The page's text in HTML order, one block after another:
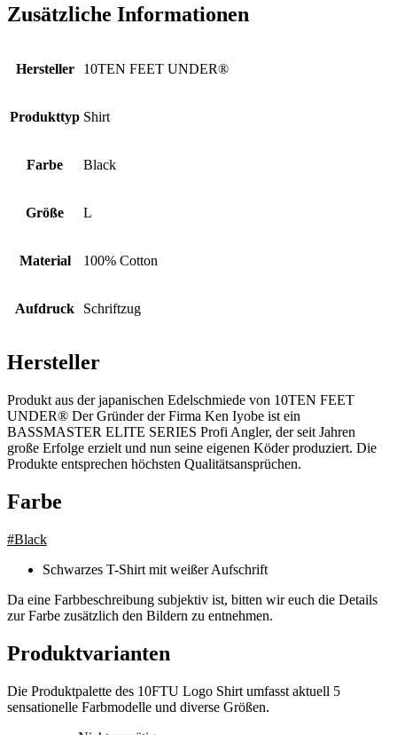
Zusätzliche Informationen
Hersteller 10TEN FEET UNDER®
Produkttyp Shirt
Farbe Black
Größe L
Material 100% Cotton
Aufdruck Schriftzug
Hersteller
Produkt aus der japanischen Edelschmiede von 10TEN FEET
UNDER® Der Gründer der Firma Ken Iyobe ist ein
BASSMASTER ELITE SERIES Profi Angler, der seit Jahren
große Erfolge erzielt und nun seine eigenen Köder produziert. Die
Produkte entsprechen höchsten Qualitätsansprüchen.
Farbe
#Black
Schwarzes T-Shirt mit weißer Aufschrift
Da eine Farbbeschreibung subjektiv ist, bitten wir euch die Details
zur Farbe zusätzlich den Bildern zu entnehmen.
Produktvarianten
Die Produktpalette des 10FTU Logo Shirt umfasst aktuell 5
sensationelle Farbmodelle und diverse Größen.